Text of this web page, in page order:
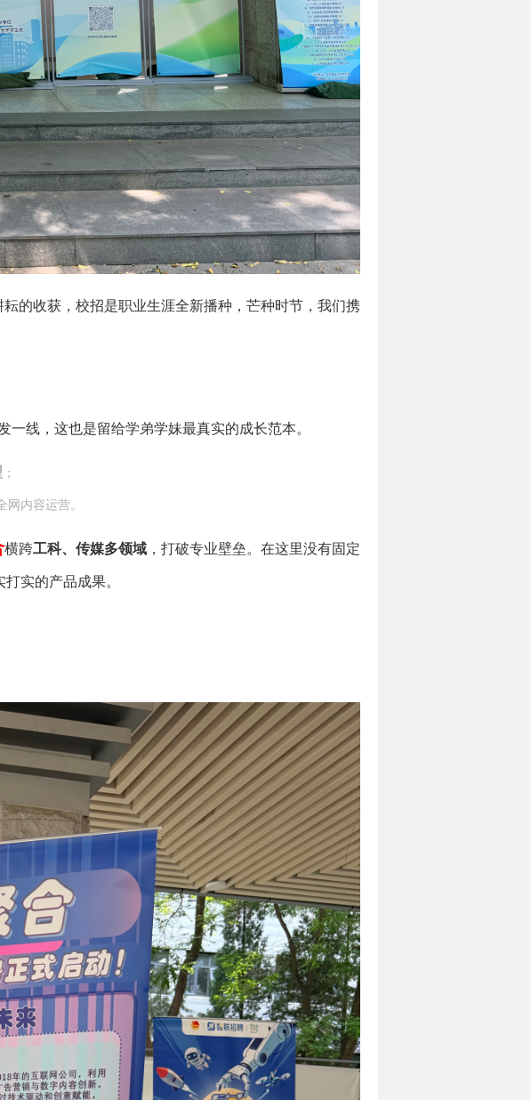
的收获，校招是职业生涯全新播种，芒种时节，我们携
一线，这也是留给学弟学妹最真实的成长范本。
；
网内容运营。
横跨工科、传媒多领域 ，打破专业壁垒。在这里没有固定
打实的产品成果。